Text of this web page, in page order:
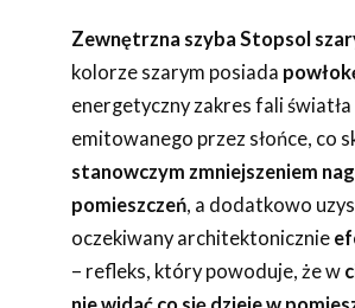
Zewnętrzna szyba Stopsol
kolorze szarym posiada
energetyczny zakres fali światła
emitowanego przez słońce, co
stanowczym zmniejszeniem
pomieszczeń, a dodatkowo
oczekiwany architektonicznie
– refleks, który powoduje, że w